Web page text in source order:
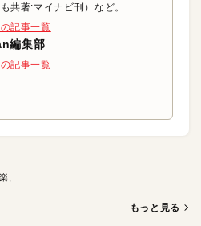
も共著:マイナビ刊）など。
記事一覧
編集部
記事一覧
もっと見る